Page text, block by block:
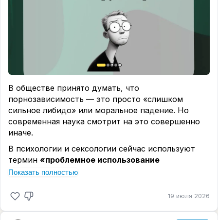
анонимных опроса, для женщин и мужчин.
Делитесь вашим мнением🗣
💬 А какие факты или утверждения о порно
Пишите в комментариях! Давайте вместе
разберем: где из этого миф, а где — реальность 👇
В обществе принято думать, что
порнозависимость — это просто «слишком
сильное либидо» или моральное падение. Но
современная наука смотрит на это совершенно
иначе.
В психологии и сексологии сейчас используют
термин «проблемное использование
порнографии».И масштабные исследования
лежит не высокая потребность в сексе, а попытка
Показать полностью
19 июля 2026